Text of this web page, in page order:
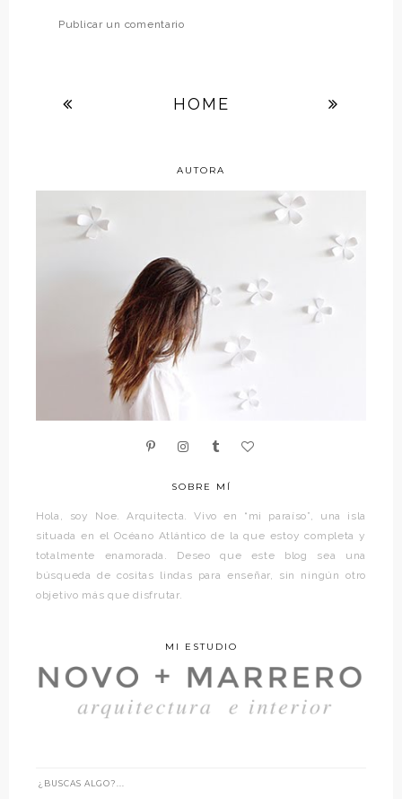
Publicar un comentario
HOME
AUTORA
SOBRE MÍ
Hola, soy Noe. Arquitecta. Vivo en “mi paraíso”, una isla
situada en el Océano Atlántico de la que estoy completa y
totalmente enamorada. Deseo que este blog sea una
búsqueda de cositas lindas para enseñar, sin ningún otro
objetivo más que disfrutar.
MI ESTUDIO